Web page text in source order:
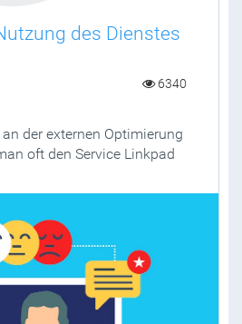
des Dienstes
6340
der externen Optimierung
oft den Service Linkpad